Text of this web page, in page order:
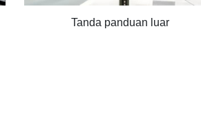
Tanda panduan luar